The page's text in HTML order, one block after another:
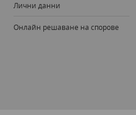
Лични данни
Онлайн решаване на спорове